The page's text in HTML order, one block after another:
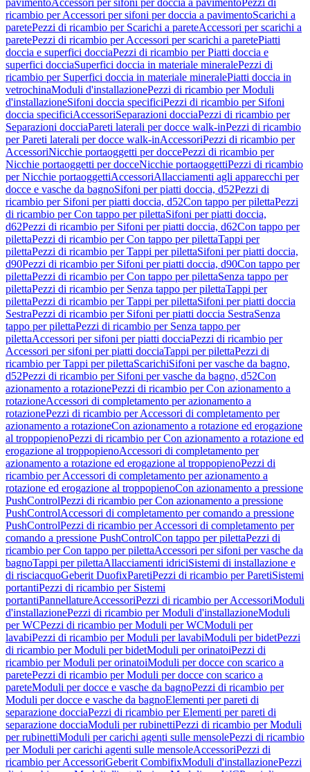
pavimentoAccessori per sifoni per doccia a pavimentoPezzi di
ricambio per Accessori per sifoni per doccia a pavimentoScarichi a
paretePezzi di ricambio per Scarichi a pareteAccessori per scarichi a
paretePezzi di ricambio per Accessori per scarichi a paretePiatti
doccia e superfici docciaPezzi di ricambio per Piatti doccia e
superfici docciaSuperfici doccia in materiale mineralePezzi di
ricambio per Superfici doccia in materiale mineralePiatti doccia in
vetrochinaModuli d'installazionePezzi di ricambio per Moduli
d'installazioneSifoni doccia specificiPezzi di ricambio per Sifoni
doccia specificiAccessoriSeparazioni docciaPezzi di ricambio per
Separazioni docciaPareti laterali per docce walk-inPezzi di ricambio
per Pareti laterali per docce walk-inAccessoriPezzi di ricambio per
AccessoriNicchie portaoggetti per doccePezzi di ricambio per
Nicchie portaoggetti per docceNicchie portaoggettiPezzi di ricambio
per Nicchie portaoggettiAccessoriAllacciamenti agli apparecchi per
docce e vasche da bagnoSifoni per piatti doccia, d52Pezzi di
ricambio per Sifoni per piatti doccia, d52Con tappo per pilettaPezzi
di ricambio per Con tappo per pilettaSifoni per piatti doccia,
d62Pezzi di ricambio per Sifoni per piatti doccia, d62Con tappo per
pilettaPezzi di ricambio per Con tappo per pilettaTappi per
pilettaPezzi di ricambio per Tappi per pilettaSifoni per piatti doccia,
d90Pezzi di ricambio per Sifoni per piatti doccia, d90Con tappo per
pilettaPezzi di ricambio per Con tappo per pilettaSenza tappo per
pilettaPezzi di ricambio per Senza tappo per pilettaTappi per
pilettaPezzi di ricambio per Tappi per pilettaSifoni per piatti doccia
SestraPezzi di ricambio per Sifoni per piatti doccia SestraSenza
tappo per pilettaPezzi di ricambio per Senza tappo per
pilettaAccessori per sifoni per piatti docciaPezzi di ricambio per
Accessori per sifoni per piatti docciaTappi per pilettaPezzi di
ricambio per Tappi per pilettaScarichiSifoni per vasche da bagno,
d52Pezzi di ricambio per Sifoni per vasche da bagno, d52Con
azionamento a rotazionePezzi di ricambio per Con azionamento a
rotazioneAccessori di completamento per azionamento a
rotazionePezzi di ricambio per Accessori di completamento per
azionamento a rotazioneCon azionamento a rotazione ed erogazione
al troppopienoPezzi di ricambio per Con azionamento a rotazione ed
erogazione al troppopienoAccessori di completamento per
azionamento a rotazione ed erogazione al troppopienoPezzi di
ricambio per Accessori di completamento per azionamento a
rotazione ed erogazione al troppopienoCon azionamento a pressione
PushControlPezzi di ricambio per Con azionamento a pressione
PushControlAccessori di completamento per comando a pressione
PushControlPezzi di ricambio per Accessori di completamento per
comando a pressione PushControlCon tappo per pilettaPezzi di
ricambio per Con tappo per pilettaAccessori per sifoni per vasche da
bagnoTappi per pilettaAllacciamenti idriciSistemi di installazione e
di risciacquoGeberit DuofixParetiPezzi di ricambio per ParetiSistemi
portantiPezzi di ricambio per Sistemi
portantiPannellatureAccessoriPezzi di ricambio per AccessoriModuli
d'installazionePezzi di ricambio per Moduli d'installazioneModuli
per WCPezzi di ricambio per Moduli per WCModuli per
lavabiPezzi di ricambio per Moduli per lavabiModuli per bidetPezzi
di ricambio per Moduli per bidetModuli per orinatoiPezzi di
ricambio per Moduli per orinatoiModuli per docce con scarico a
paretePezzi di ricambio per Moduli per docce con scarico a
pareteModuli per docce e vasche da bagnoPezzi di ricambio per
Moduli per docce e vasche da bagnoElementi per pareti di
separazione docciaPezzi di ricambio per Elementi per pareti di
separazione docciaModuli per rubinettiPezzi di ricambio per Moduli
per rubinettiModuli per carichi agenti sulle mensolePezzi di ricambio
per Moduli per carichi agenti sulle mensoleAccessoriPezzi di
ricambio per AccessoriGeberit CombifixModuli d'installazionePezzi